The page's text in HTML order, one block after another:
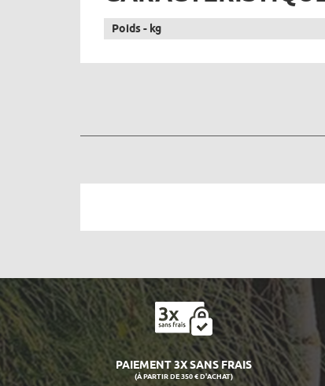
Poids - kg
PAIEMENT 3X SANS FRAIS
(À PARTIR DE 350 € D'ACHAT)